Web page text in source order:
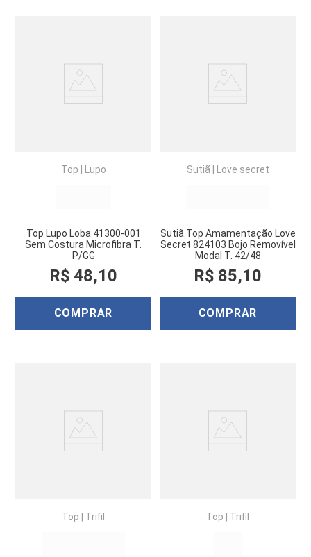
Top Lupo
Top Lupo Loba 41300-001
Sem Costura Microfibra T.
P/GG
R$ 48,10
COMPRAR
Sutiã Love secret
Sutiã Top Amamentação Love
Secret 824103 Bojo Removível
Modal T. 42/48
R$ 85,10
COMPRAR
Top Trifil Top Trifil